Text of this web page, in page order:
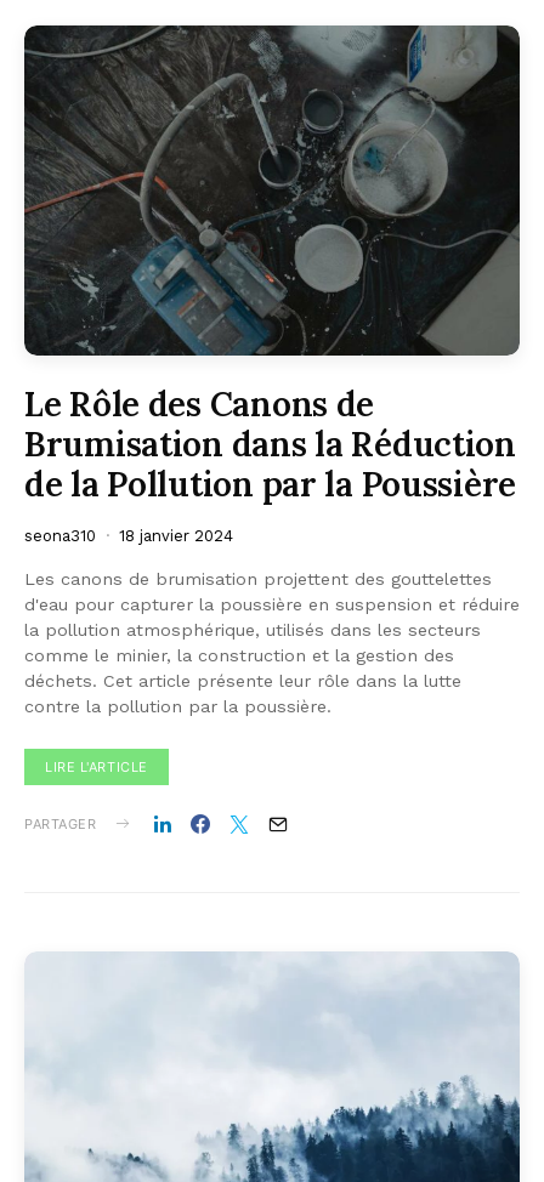
Le Rôle des Canons de
Brumisation dans la Réduction
de la Pollution par la Poussière
seona310 18 janvier 2024
Les canons de brumisation projettent des gouttelettes
d'eau pour capturer la poussière en suspension et réduire
la pollution atmosphérique, utilisés dans les secteurs
comme le minier, la construction et la gestion des
déchets. Cet article présente leur rôle dans la lutte
contre la pollution par la poussière.
LIRE L'ARTICLE
PARTAGER